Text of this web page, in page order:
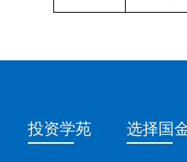
投资学苑 选择国